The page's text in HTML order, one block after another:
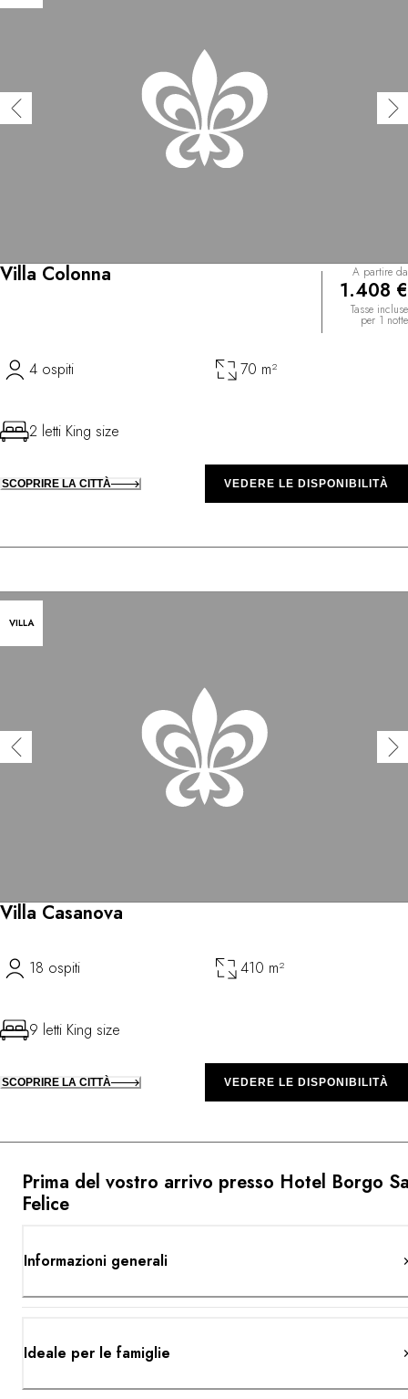
Prima del vostro arrivo presso Hotel Borgo
Felice
Informazioni generali
Ideale per le famiglie
Villa Colonna A partire da
1.408 €
Tasse incluse
per 1 notte
4 ospiti 70 m²
2 letti King size
SCOPRIRE LA CITTÀ VEDERE LE DISPONIBILITÀ
VILLA
Villa Casanova
18 ospiti 410 m²
9 letti King size
SCOPRIRE LA CITTÀ VEDERE LE DISPONIBILITÀ